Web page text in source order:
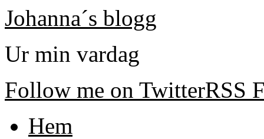
Johanna´s blogg
Ur min vardag
Follow me on TwitterRSS
Hem